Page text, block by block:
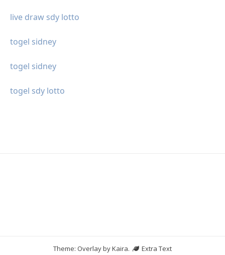
live draw sdy lotto
togel sidney
togel sidney
togel sdy lotto
Theme: Overlay byKaira. Extra Text